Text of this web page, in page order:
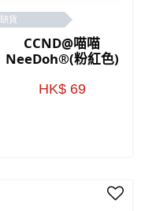
缺貨
CCND@喵喵
NeeDoh®(粉紅色)
HK$ 69